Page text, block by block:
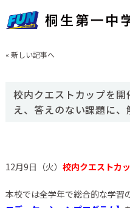
« 新しい記事へ
校内クエストカップを
え、答えのない課題に
12月9日（火） 校内クエストカ
本校では全学年で総合的な学習